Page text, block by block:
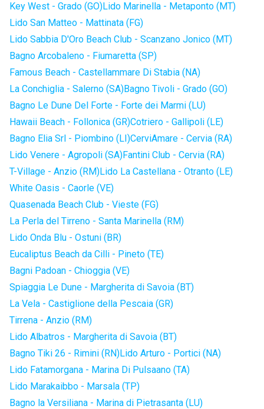
Key West - Grado (GO)Lido Marinella - Metaponto (MT)
Lido San Matteo - Mattinata (FG)
Lido Sabbia D'Oro Beach Club - Scanzano Jonico (MT)
Bagno Arcobaleno - Fiumaretta (SP)
Famous Beach - Castellammare Di Stabia (NA)
La Conchiglia - Salerno (SA)Bagno Tivoli - Grado (GO)
Bagno Le Dune Del Forte - Forte dei Marmi (LU)
Hawaii Beach - Follonica (GR)Cotriero - Gallipoli (LE)
Bagno Elia Srl - Piombino (LI)CerviAmare - Cervia (RA)
Lido Venere - Agropoli (SA)Fantini Club - Cervia (RA)
T-Village - Anzio (RM)Lido La Castellana - Otranto (LE)
White Oasis - Caorle (VE)
Quasenada Beach Club - Vieste (FG)
La Perla del Tirreno - Santa Marinella (RM)
Lido Onda Blu - Ostuni (BR)
Eucaliptus Beach da Cilli - Pineto (TE)
Bagni Padoan - Chioggia (VE)
Spiaggia Le Dune - Margherita di Savoia (BT)
La Vela - Castiglione della Pescaia (GR)
Tirrena - Anzio (RM)
Lido Albatros - Margherita di Savoia (BT)
Bagno Tiki 26 - Rimini (RN)Lido Arturo - Portici (NA)
Lido Fatamorgana - Marina Di Pulsaano (TA)
Lido Marakaibbo - Marsala (TP)
Bagno la Versiliana - Marina di Pietrasanta (LU)